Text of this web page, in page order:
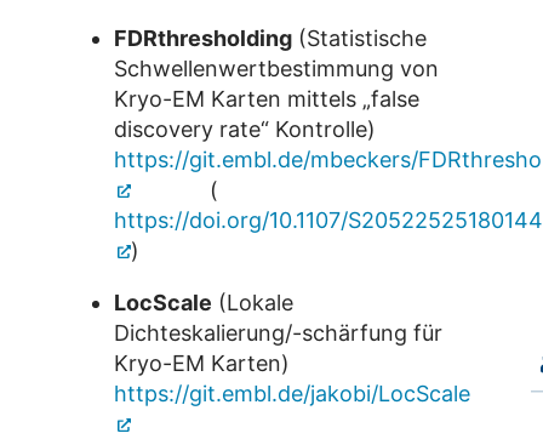
FDRthresholding (Statistische
Schwellenwertbestimmung von
Kryo-EM Karten mittels „false
discovery rate“ Kontrolle)
https://git.embl.de/mbeckers/
(
https://doi.org/10.1107/
)
LocScale (Lokale
Dichteskalierung/-schärfung für
Kryo-EM Karten)
https://git.embl.de/jakobi/LocScale